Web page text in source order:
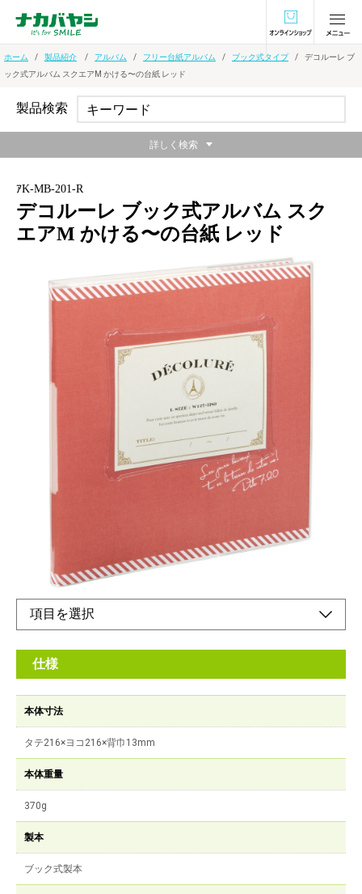
オンラインショ
ホーム 製品紹介 アルバム フリー台紙アルバム ブック式タイプ
デコルーレ ブ
ック式アルバム スクエアM かける〜の台紙 レッド
ｱK-MB-201-R
デコルーレ ブック式アルバム スク
エアM かける〜の台紙 レッド
お気に入りの写真を入れられるポケット付きで持
ち運びにも便利なスクエアサイズ
かける〜の台紙とは、ライト台紙よりも筆記具で書きやすく、ペ
オンラインショップ
仕様
本体寸法
タテ216×ヨコ216×背巾13mm
本体重量
370g
製本
ブック式製本
製品検索
詳しく検索